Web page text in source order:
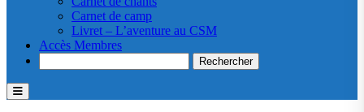
Carnet de camp
Livret – L’aventure au CSM
Accès Membres